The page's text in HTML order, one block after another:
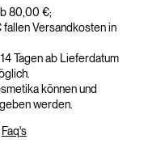
80,00 €;
Versandkosten in
Tagen ab Lieferdatum
können und
werden.
Faq's